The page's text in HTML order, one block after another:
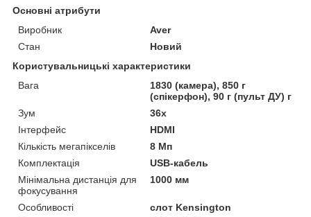
Основні атрибути
Виробник
Aver
Стан
Новий
Користувальницькі характеристики
Вага
1830 (камера), 850 г
(спікерфон), 90 г (пульт ДУ) г
Зум
36x
Інтерфейс
HDMI
Кількість мегапікселів
8 Мп
Комплектація
USB-кабель
Мінімальна дистанція для
фокусування
1000 мм
Особливості
слот Kensington